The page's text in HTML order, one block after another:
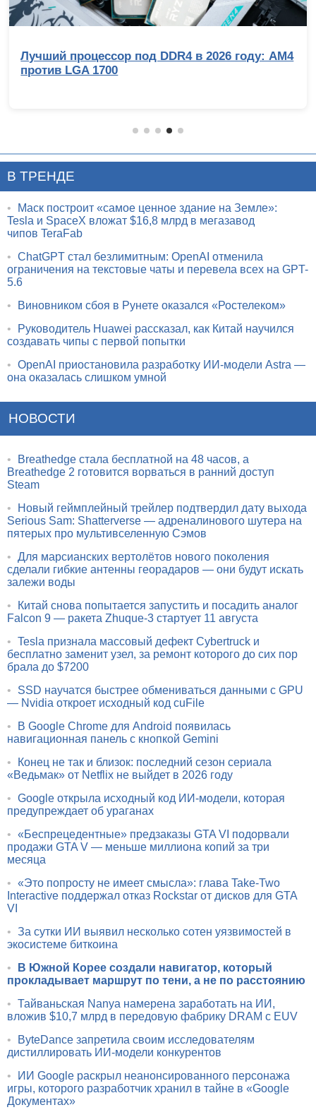
Лучший процессор под DDR4 в 2026 году: AM4
против LGA 1700
В ТРЕНДЕ
•
Маск построит «самое ценное здание на Земле»:
Tesla и SpaceX вложат $16,8 млрд в мегазавод
чипов TeraFab
• ChatGPT стал безлимитным: OpenAI отменила
ограничения на текстовые чаты и перевела всех на GPT-
5.6
•
Виновником сбоя в Рунете оказался «Ростелеком»
•
Руководитель Huawei рассказал, как Китай научился
создавать чипы с первой попытки
• OpenAI приостановила разработку ИИ-модели Astra —
она оказалась слишком умной
НОВОСТИ
•
Breathedge стала бесплатной на 48 часов, а
Breathedge 2 готовится ворваться в ранний доступ
Steam
•
Новый геймплейный трейлер подтвердил дату выхода
Serious Sam: Shatterverse — адреналинового шутера на
пятерых про мультивселенную Сэмов
• Для марсианских вертолётов нового поколения
сделали гибкие антенны георадаров — они будут искать
залежи воды
•
Китай снова попытается запустить и посадить аналог
Falcon 9 — ракета Zhuque-3 стартует 11 августа
• Tesla признала массовый дефект Cybertruck и
бесплатно заменит узел, за ремонт которого до сих пор
брала до $7200
•
SSD научатся быстрее обмениваться данными с GPU
— Nvidia откроет исходный код cuFile
•
В Google Chrome для Android появилась
навигационная панель с кнопкой Gemini
•
Конец не так и близок: последний сезон сериала
«Ведьмак» от Netflix не выйдет в 2026 году
• Google открыла исходный код ИИ-модели, которая
предупреждает об ураганах
• «Беспрецедентные» предзаказы GTA VI подорвали
продажи GTA V — меньше миллиона копий за три
месяца
• «Это попросту не имеет смысла»: глава Take-Two
Interactive поддержал отказ Rockstar от дисков для GTA
VI
• За сутки ИИ выявил несколько сотен уязвимостей в
экосистеме биткоина
•
В Южной Корее создали навигатор, который
прокладывает маршрут по тени, а не по расстоянию
• Тайваньская Nanya намерена заработать на ИИ,
вложив $10,7 млрд в передовую фабрику DRAM с EUV
•
ByteDance запретила своим исследователям
дистиллировать ИИ-модели конкурентов
•
ИИ Google раскрыл неанонсированного персонажа
игры, которого разработчик хранил в тайне в «Google
Документах»